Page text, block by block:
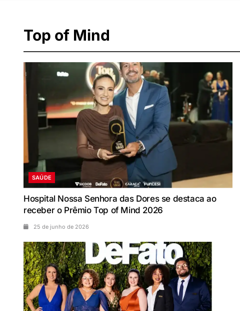
Top of Mind
SAÚDE
Hospital Nossa Senhora das Dores se destaca ao
receber o Prêmio Top of Mind 2026
25 de junho de 2026